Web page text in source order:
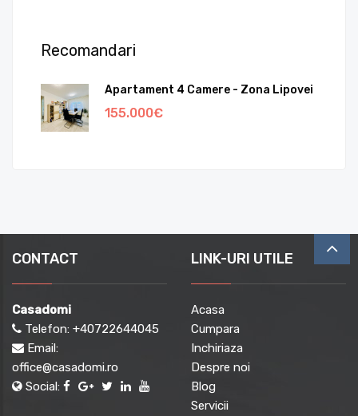
Recomandari
Apartament 4 Camere - Zona Lipovei
155.000€
CONTACT
Casadomi
Telefon: +40722644045
Email:
office@casadomi.ro
Social:
LINK-URI UTILE
Acasa
Cumpara
Inchiriaza
Despre noi
Blog
Servicii